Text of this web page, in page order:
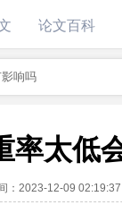
论文百科
响吗
率太低
：2023-12-09 02:19:37